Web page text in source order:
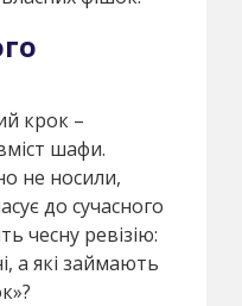
крок –
шафи.
не носили,
до сучасного
чесну ревізію:
а які займають